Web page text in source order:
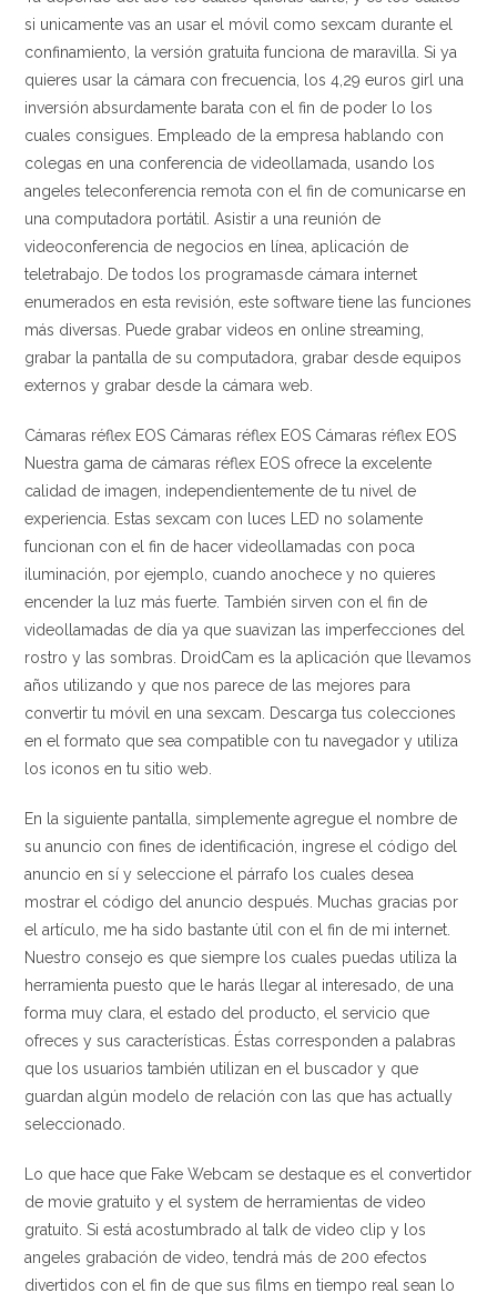
si unicamente vas an usar el móvil como sexcam durante el
confinamiento, la versión gratuita funciona de maravilla. Si ya
quieres usar la cámara con frecuencia, los 4,29 euros girl una
inversión absurdamente barata con el fin de poder lo los
cuales consigues. Empleado de la empresa hablando con
colegas en una conferencia de videollamada, usando los
angeles teleconferencia remota con el fin de comunicarse en
una computadora portátil. Asistir a una reunión de
videoconferencia de negocios en línea, aplicación de
teletrabajo. De todos los programasde cámara internet
enumerados en esta revisión, este software tiene las funciones
más diversas. Puede grabar videos en online streaming,
grabar la pantalla de su computadora, grabar desde equipos
externos y grabar desde la cámara web.
Cámaras réflex EOS Cámaras réflex EOS Cámaras réflex EOS
Nuestra gama de cámaras réflex EOS ofrece la excelente
calidad de imagen, independientemente de tu nivel de
experiencia. Estas sexcam con luces LED no solamente
funcionan con el fin de hacer videollamadas con poca
iluminación, por ejemplo, cuando anochece y no quieres
encender la luz más fuerte. También sirven con el fin de
videollamadas de día ya que suavizan las imperfecciones del
rostro y las sombras. DroidCam es la aplicación que llevamos
años utilizando y que nos parece de las mejores para
convertir tu móvil en una sexcam. Descarga tus colecciones
en el formato que sea compatible con tu navegador y utiliza
los iconos en tu sitio web.
En la siguiente pantalla, simplemente agregue el nombre de
su anuncio con fines de identificación, ingrese el código del
anuncio en sí y seleccione el párrafo los cuales desea
mostrar el código del anuncio después. Muchas gracias por
el artículo, me ha sido bastante útil con el fin de mi internet.
Nuestro consejo es que siempre los cuales puedas utiliza la
herramienta puesto que le harás llegar al interesado, de una
forma muy clara, el estado del producto, el servicio que
ofreces y sus características. Éstas corresponden a palabras
que los usuarios también utilizan en el buscador y que
guardan algún modelo de relación con las que has actually
seleccionado.
Lo que hace que Fake Webcam se destaque es el convertidor
de movie gratuito y el system de herramientas de video
gratuito. Si está acostumbrado al talk de video clip y los
angeles grabación de video, tendrá más de 200 efectos
divertidos con el fin de que sus films en tiempo real sean lo